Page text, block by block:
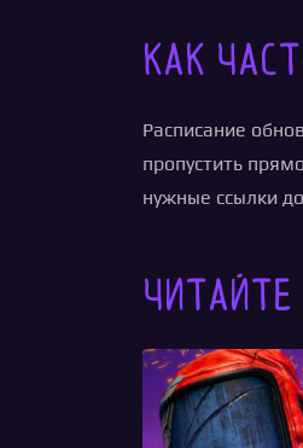
Как
Расписание
пропустить
нужные ссылки